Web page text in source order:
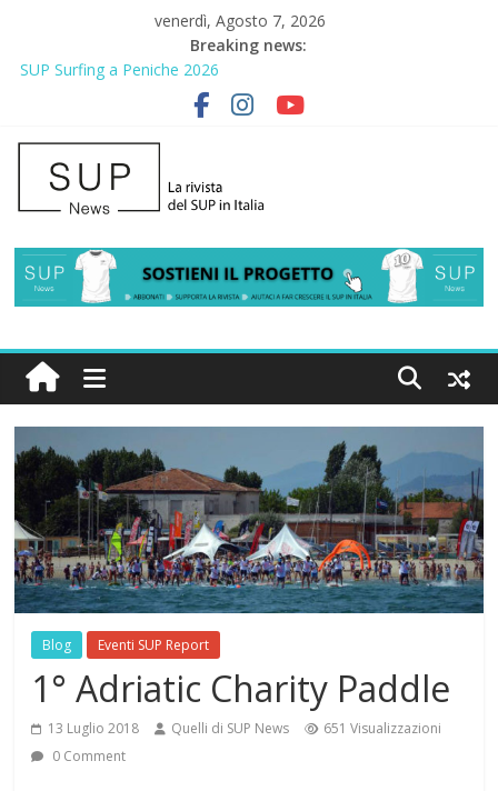
venerdì, Agosto 7, 2026
Breaking news:
SUP Surfing a Peniche 2026
AirSUP a Gallico: prima storica gara per Reggio Calabria
Gallico Paddle Fest 2026: sul lungomare di Gallico torna la festa
del SUP
Porto Selvaggio, a lezione di soccorso con la giornata della
prevenzione
2° Urban Sup Trophy: la regata solidale per lo IOR
Blog Eventi SUP Report
1° Adriatic Charity Paddle
13 Luglio 2018 Quelli di SUP News
651 Visualizzazioni
0 Comment